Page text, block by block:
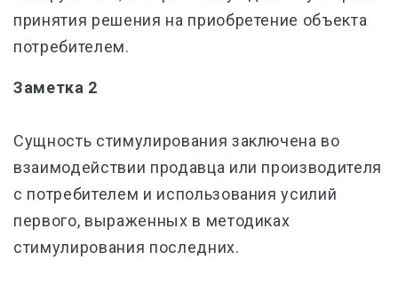
принятия решения на приобретение объекта
потребителем.
Заметка 2
Сущность стимулирования заключена во
взаимодействии продавца или производителя
с потребителем и использования усилий
первого, выраженных в методиках
стимулирования последних.